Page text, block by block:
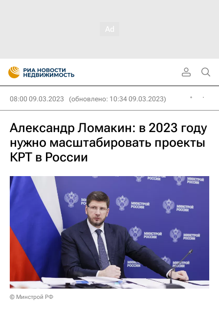
08:00 09.03.2023 (обновлено: 10:34 09.03.2023)
Александр Ломакин: в 2023 году
нужно масштабировать проекты
КРТ в России
© Минстрой РФ